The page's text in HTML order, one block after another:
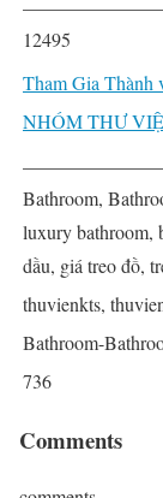
12495
Tham Gia
NHÓM THƯ
Bathroom,
luxury bathroom,
dầu, giá treo đồ,
thuvienkts,
Bathroom-
736
Comments